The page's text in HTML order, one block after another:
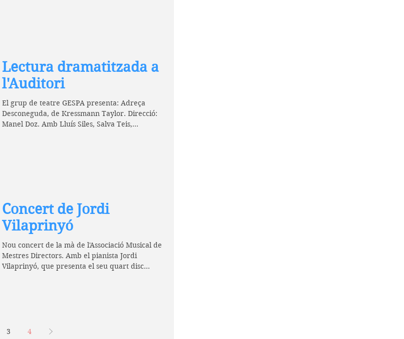
Lectura dramatitzada a
l'Auditori
El grup de teatre GESPA presenta: Adreça
Desconeguda, de Kressmann Taylor. Direcció:
Manel Doz. Amb Lluís Siles, Salva Teis,
Concert de Jordi
Vilaprinyó
Nou concert de la mà de l'Associació Musical de
Mestres Directors. Amb el pianista Jordi
Vilaprinyó, que presenta el seu quart disc...
3 4